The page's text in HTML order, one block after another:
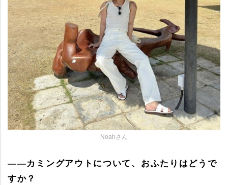
Noahさん
――カミングアウトについて、おふたりはどうで
すか？